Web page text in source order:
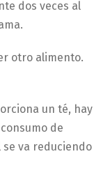
dos veces al
otro alimento.
un té, hay
de
se va reduciendo